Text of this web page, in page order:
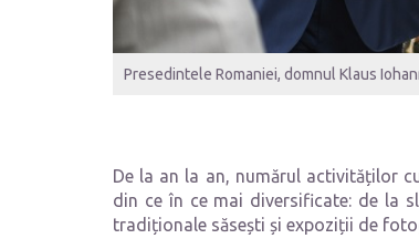
Presedintele Romaniei, domnul Klaus
De la an la an, numărul activităților
din ce în ce mai diversificate: de la
tradiționale săsești și expoziții de